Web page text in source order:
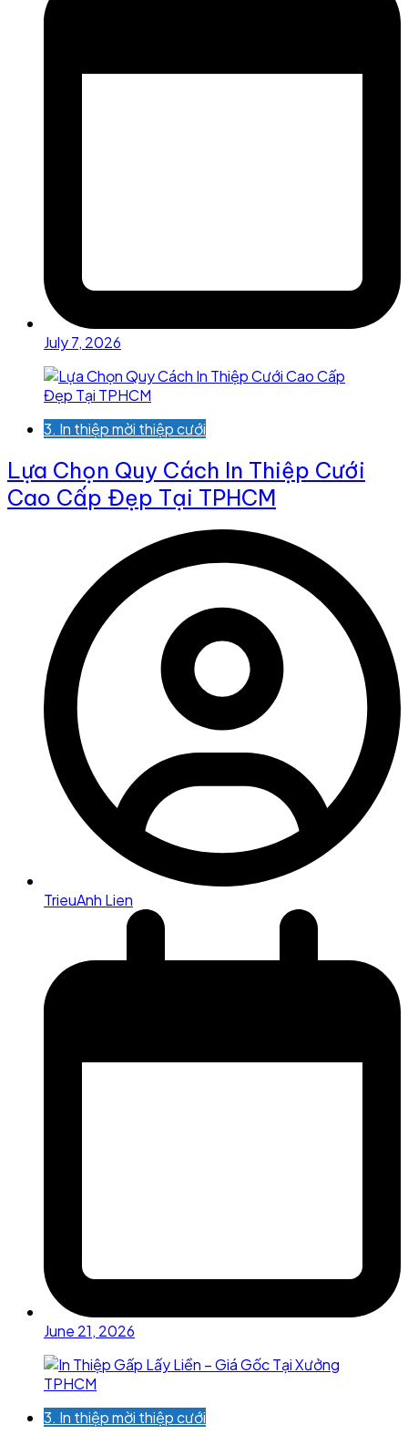
July 7, 2026
3. In thiệp mời thiệp cưới
Lựa Chọn Quy Cách In Thiệp Cưới
Cao Cấp Đẹp Tại TPHCM
TrieuAnh Lien
June 21, 2026
3. In thiệp mời thiệp cưới